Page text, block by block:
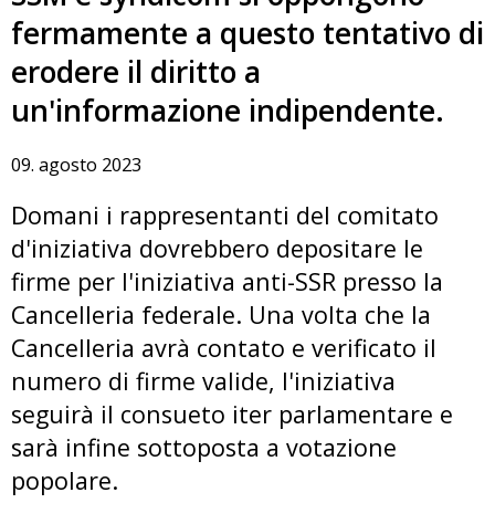
fermamente a questo tentativo di
erodere il diritto a
un'informazione indipendente.
09. agosto 2023
Domani i rappresentanti del comitato
d'iniziativa dovrebbero depositare le
firme per l'iniziativa anti-SSR presso la
Cancelleria federale. Una volta che la
Cancelleria avrà contato e verificato il
numero di firme valide, l'iniziativa
seguirà il consueto iter parlamentare e
sarà infine sottoposta a votazione
popolare.